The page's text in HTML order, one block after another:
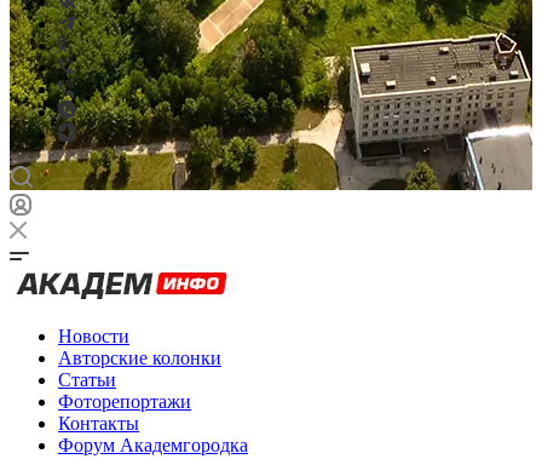
Новости
Авторские колонки
Статьи
Фоторепортажи
Контакты
Форум Академгородка